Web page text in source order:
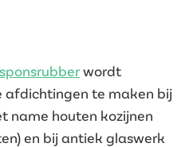
wordt
afdichtingen te maken bij
name houten kozijnen
en bij antiek glaswerk